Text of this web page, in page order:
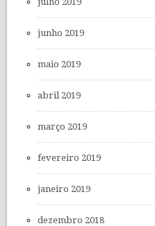
junho 2019
maio 2019
abril 2019
março 2019
fevereiro 2019
janeiro 2019
dezembro 2018